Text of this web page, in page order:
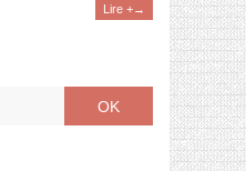
Lire +→
OK